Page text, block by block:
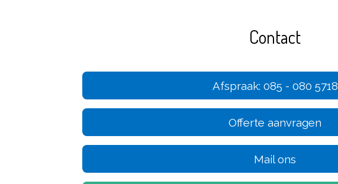
Contact
Afspraak: 085 - 080 5718
Offerte aanvragen
Mail ons